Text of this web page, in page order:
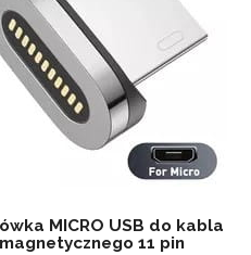
MICRO USB do kabla
magnetycznego 11 pin